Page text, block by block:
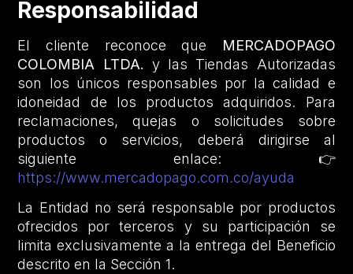
Responsabilidad
El cliente reconoce que
MERCADOPAGO
COLOMBIA LTDA. y las Tiendas Autorizadas
son los únicos responsables por la calidad e
idoneidad de los productos adquiridos. Para
reclamaciones, quejas o solicitudes sobre
productos o servicios, deberá dirigirse al
siguiente enlace: 👉
https://www.mercadopago.com.co/ayuda
La Entidad no será responsable por productos
ofrecidos por terceros y su participación se
limita exclusivamente a la entrega del Beneficio
descrito en la Sección 1.